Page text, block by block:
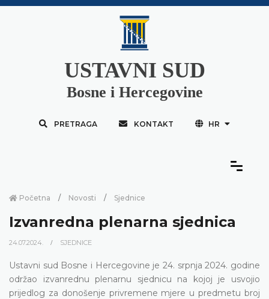
USTAVNI SUD
Bosne i Hercegovine
PRETRAGA KONTAKT HR
Početna Novosti Sjednice
Izvanredna plenarna sjednica
24.07.2024. SJEDNICE
Ustavni sud Bosne i Hercegovine je 24. srpnja 2024. godine
održao izvanrednu plenarnu sjednicu na kojoj je usvojio
prijedlog za donošenje privremene mjere u predmetu broj